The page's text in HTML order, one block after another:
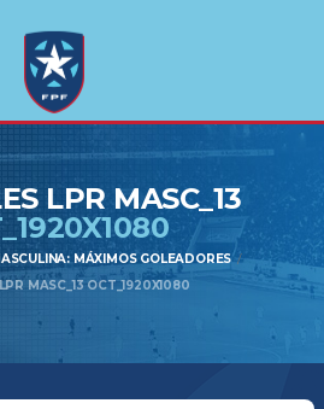
LPR MASC_13
MÁXIMOS GOLEADORES
MASC_13 OCT_1920X1080